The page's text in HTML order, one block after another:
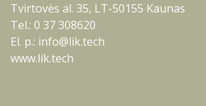
Tvirtovės al. 35, LT-50155 Kaunas
Tel.: 0 37 308620
El. p.: info@lik.tech
www.lik.tech